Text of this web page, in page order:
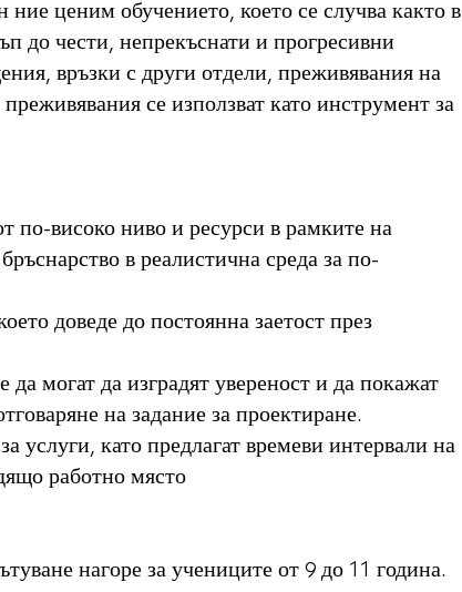
ценим обучението, което се случва както в
до чести, непрекъснати и прогресивни
връзки с други отдели, преживявания на
се използват като инструмент за
по-високо ниво и ресурси в рамките на
в реалистична среда за по-
доведе до постоянна заетост през
могат да изградят увереност и да покажат
на задание за проектиране.
услуги, като предлагат времеви интервали на
работно място
нагоре за учениците от 9 до 11 година.